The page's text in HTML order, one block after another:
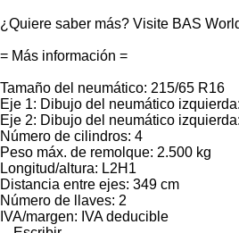
¿Quiere saber más? Visite BAS
= Más información =
Tamaño del neumático: 215/65 R16
Eje 1: Dibujo del neumático
Eje 2: Dibujo del neumático
Número de cilindros: 4
Peso máx. de remolque: 2.500 kg
Longitud/altura: L2H1
Distancia entre ejes: 349 cm
Número de llaves: 2
IVA/margen: IVA deducible